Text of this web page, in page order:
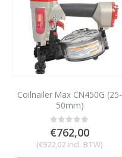
Coilnailer Max CN450G (25-
50mm)
0out of 5
€762,00
(€922,02 incl. BTW)